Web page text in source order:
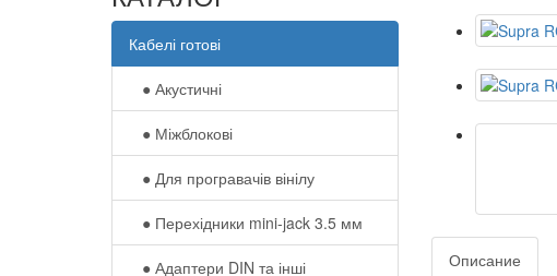
Кабелі готові
● Акустичні
● Міжблокові
● Для програвачів вінілу
● Перехідники mini-jack 3.5 мм
● Адаптери DIN та інші Описание